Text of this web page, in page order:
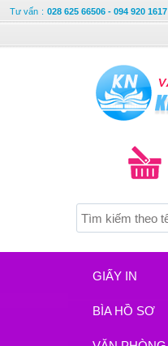
Tư vấn : 028 625 66506 - 094 920 1617
GIẤY IN
BÌA HỒ SƠ